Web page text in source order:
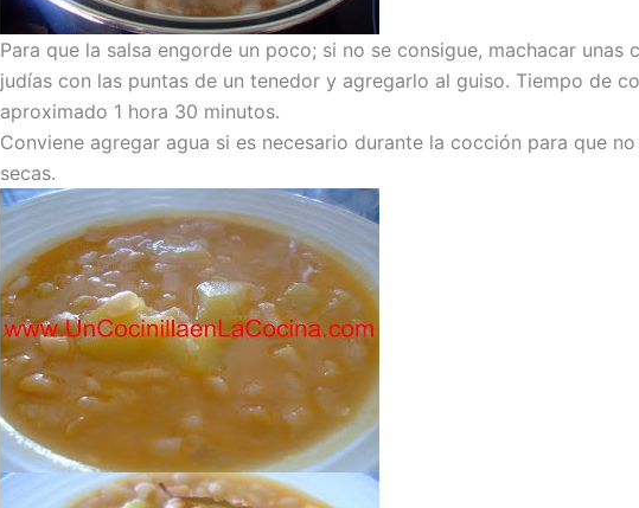
Para que la salsa engorde un poco; si no se consigue, machacar unas
judías con las puntas de un tenedor y agregarlo al guiso. Tiempo de
aproximado 1 hora 30 minutos.
Conviene agregar agua si es necesario durante la cocción para que
secas.